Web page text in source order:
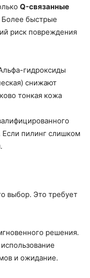
Q-связанные
быстрые
риск повреждения
гидроксиды
снижают
тонкая кожа
Если пилинг слишком
выбор. Это требует
решения.
и ожидание.